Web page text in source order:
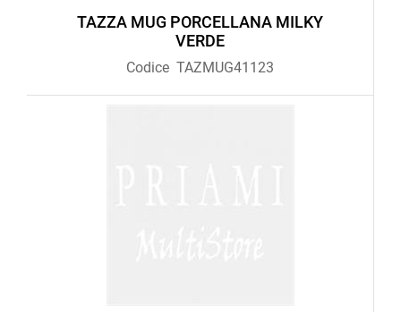
TAZZA MUG PORCELLANA MILKY
VERDE
Codice TAZMUG41123